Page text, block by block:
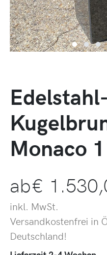
Edelstahl-
Monaco
ab€
inkl. MwSt.
Versandkostenfrei in
Deutschland!